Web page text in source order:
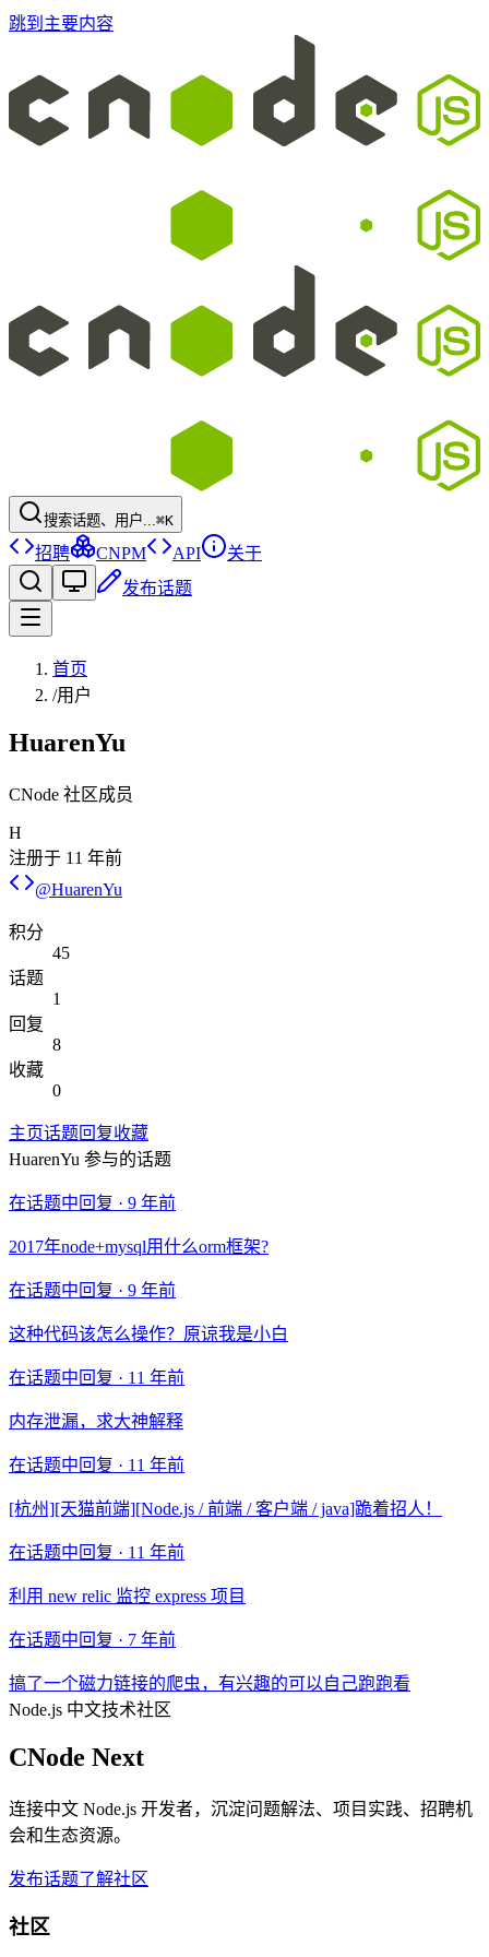
跳到主要内容
搜索话题、用户...⌘K
招聘 CNPM API
关于
发布话题
首页
/用户
HuarenYu
CNode 社区成员
H
注册于 11 年前
@HuarenYu
积分
45
话题
1
回复
8
收藏
0
主页话题回复收藏
HuarenYu 参与的话题
在话题中回复 · 9 年前
2017年node+mysql用什么orm框架?
在话题中回复 · 9 年前
这种代码该怎么操作？原谅我是小白
在话题中回复 · 11 年前
内存泄漏，求大神解释
在话题中回复 · 11 年前
[杭州][天猫前端][Node.js / 前端 / 客户端 / java]跪着招人！
在话题中回复 · 11 年前
利用 new relic 监控 express 项目
在话题中回复 · 7 年前
搞了一个磁力链接的爬虫，有兴趣的可以自己跑跑看
Node.js 中文技术社区
CNode Next
连接中文 Node.js 开发者，沉淀问题解法、项目实践、招聘机
会和生态资源。
发布话题了解社区
社区